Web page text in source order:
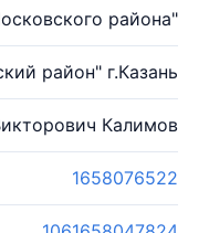
района"
район" г.Казань
Калимов
1658076522